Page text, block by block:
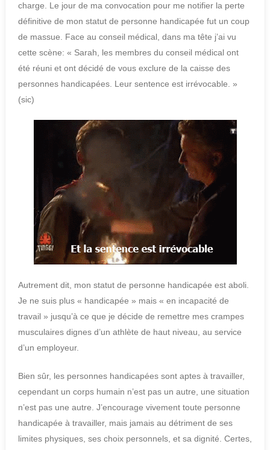
charge. Le jour de ma convocation pour me notifier la perte
définitive de mon statut de personne handicapée fut un coup
de massue. Face au conseil médical, dans ma tête j’ai vu
cette scène: « Sarah, les membres du conseil médical ont
été réuni et ont décidé de vous exclure de la caisse des
personnes handicapées. Leur sentence est irrévocable. »
(sic)
Autrement dit, mon statut de personne handicapée est aboli.
Je ne suis plus « handicapée » mais « en incapacité de
travail » jusqu’à ce que je décide de remettre mes crampes
musculaires dignes d’un athlète de haut niveau, au service
d’un employeur.
Bien sûr, les personnes handicapées sont aptes à travailler,
cependant un corps humain n’est pas un autre, une situation
n’est pas une autre. J’encourage vivement toute personne
handicapée à travailler, mais jamais au détriment de ses
limites physiques, ses choix personnels, et sa dignité. Certes,